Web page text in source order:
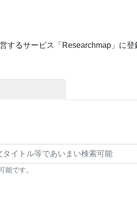
るサービス「Researchmap」に
能です。